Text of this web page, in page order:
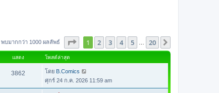
พบมากกว่า 1000 ผลลัพธ์ หน้า จากทั้งหมด 20
1 2 3 4 5 20
แสดง โพสต์ล่าสุด
3862 โดย B.Comics
ศุกร์ 24 ก.ค. 2026 11:59 am